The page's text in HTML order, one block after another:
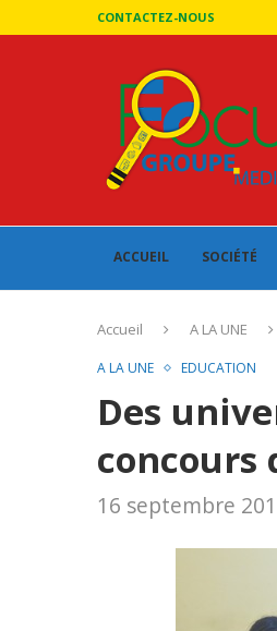
CONTACTEZ-NOUS
ACCUEIL SOCIÉTÉ
Accueil A LA UNE
A LA UNE EDUCATION
Des
concours
16 septembre